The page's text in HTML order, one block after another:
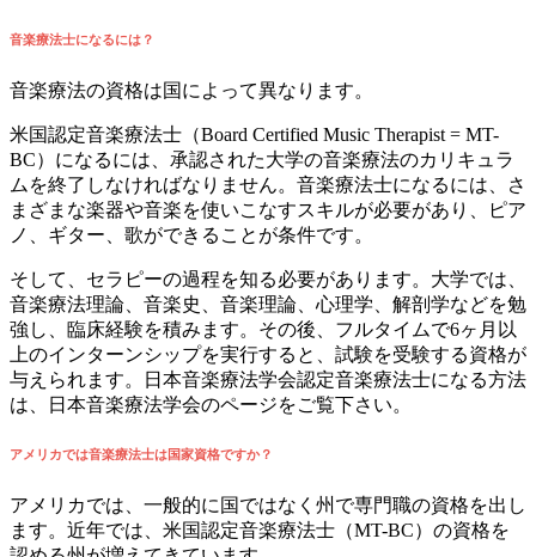
音楽療法士になるには？
音楽療法の資格は国によって異なります。
米国認定音楽療法士（Board Certified Music Therapist = MT-
BC）になるには、承認された大学の音楽療法のカリキュラ
ムを終了しなければなりません。音楽療法士になるには、さ
まざまな楽器や音楽を使いこなすスキルが必要があり、ピア
ノ、ギター、歌ができることが条件です。
そして、セラピーの過程を知る必要があります。大学では、
音楽療法理論、音楽史、音楽理論、心理学、解剖学などを勉
強し、臨床経験を積みます。その後、フルタイムで6ヶ月以
上のインターンシップを実行すると、試験を受験する資格が
与えられます。日本音楽療法学会認定音楽療法士になる方法
は、日本音楽療法学会のページをご覧下さい。
アメリカでは音楽療法士は国家資格ですか？
アメリカでは、一般的に国ではなく州で専門職の資格を出し
ます。近年では、米国認定音楽療法士（MT-BC）の資格を